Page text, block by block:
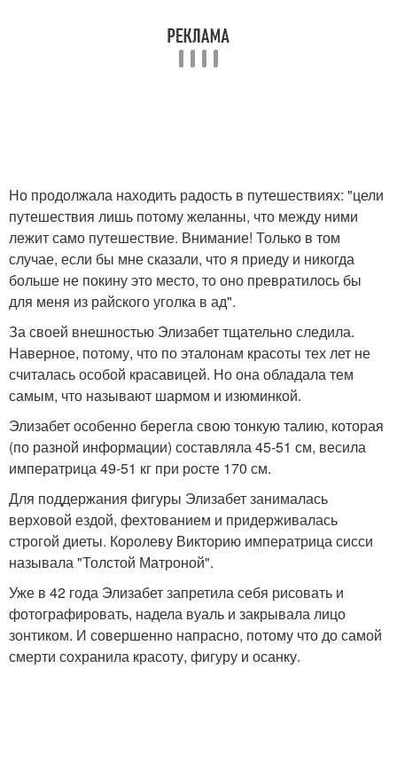
Но продолжала находить радость в путешествиях: "цели
путешествия лишь потому желанны, что между ними
лежит само путешествие. Внимание! Только в том
случае, если бы мне сказали, что я приеду и никогда
больше не покину это место, то оно превратилось бы
для меня из райского уголка в ад".
За своей внешностью Элизабет тщательно следила.
Наверное, потому, что по эталонам красоты тех лет не
считалась особой красавицей. Но она обладала тем
самым, что называют шармом и изюминкой.
Элизабет особенно берегла свою тонкую талию, которая
(по разной информации) составляла 45-51 см, весила
императрица 49-51 кг при росте 170 см.
Для поддержания фигуры Элизабет занималась
верховой ездой, фехтованием и придерживалась
строгой диеты. Королеву Викторию императрица сисси
называла "Толстой Матроной".
Уже в 42 года Элизабет запретила себя рисовать и
фотографировать, надела вуаль и закрывала лицо
зонтиком. И совершенно напрасно, потому что до самой
смерти сохранила красоту, фигуру и осанку.